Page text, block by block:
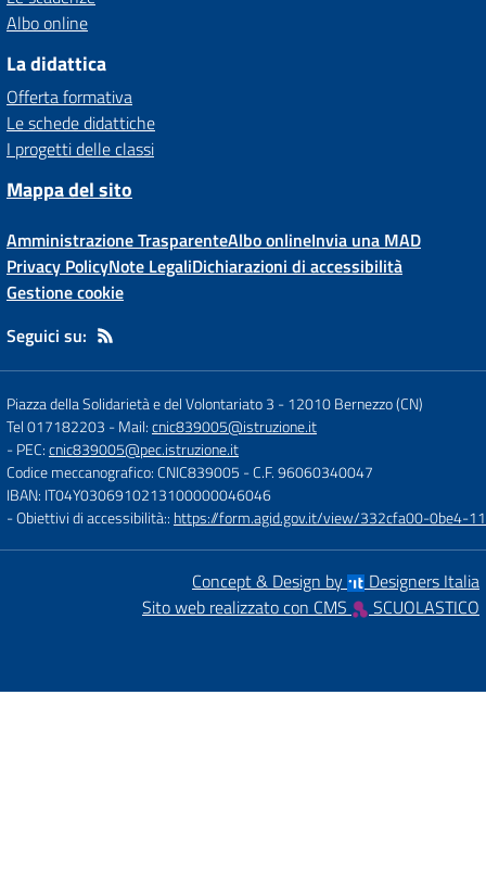
Albo online
La didattica
Offerta formativa
Le schede didattiche
I progetti delle classi
Mappa del sito
Amministrazione TrasparenteAlbo onlineInvia una MAD
Privacy PolicyNote LegaliDichiarazioni di accessibilità
Gestione cookie
Seguici su:
Piazza della Solidarietà e del Volontariato 3 -12010 Bernezzo (CN)
Tel 017182203 - Mail:cnic839005@istruzione.it
- PEC:cnic839005@pec.istruzione.it
Codice meccanografico: CNIC839005 - C.F. 96060340047
IBAN: IT04Y0306910213100000046046
- Obiettivi di accessibilità:: https://form.agid.gov.it/view/332cfa00-0be4-
Concept & Design by
Designers Italia
Sito web realizzato con CMS
SCUOLASTICO